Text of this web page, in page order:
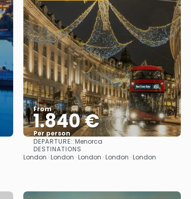
From
1.840 €
Per person
See
DEPARTURE::Menorca
DESTINATIONS
London · London · London · London · London